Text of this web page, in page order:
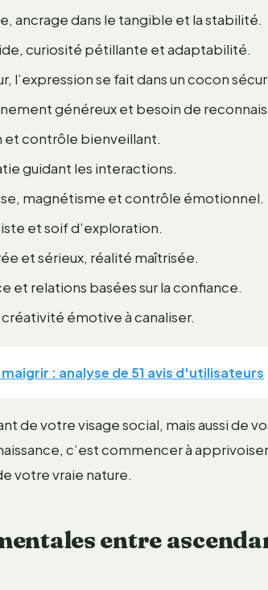
ancrage dans le tangible et la stabilité.
curiosité pétillante et adaptabilité.
l’expression se fait dans un cocon
généreux et besoin de
et contrôle bienveillant.
guidant les interactions.
magnétisme et contrôle émotionnel.
et soif d’exploration.
et sérieux, réalité maîtrisée.
et relations basées sur la confiance.
émotive à canaliser.
: analyse de 51 avis d'utilisateurs
de votre visage social, mais aussi de
c’est commencer à
votre vraie nature.
entre